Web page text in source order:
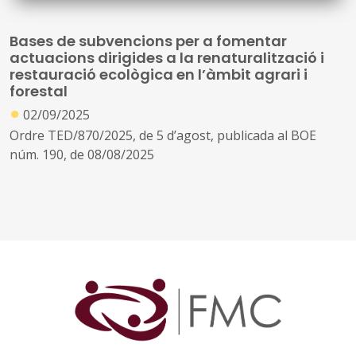
Bases de subvencions per a fomentar
actuacions dirigides a la renaturalització i
restauració ecològica en l’àmbit agrari i
forestal
● 02/09/2025
Ordre TED/870/2025, de 5 d’agost, publicada al BOE
núm. 190, de 08/08/2025